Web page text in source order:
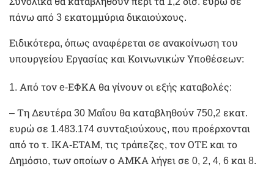
πάνω από 3 εκατομμύρια δικαιούχους.
Ειδικότερα, όπως αναφέρεται σε ανακοίνωση του
υπουργείου Εργασίας και Κοινωνικών Υποθέσεων:
1. Από τον e-ΕΦΚΑ θα γίνουν οι εξής καταβολές:
– Τη Δευτέρα 30 Μαΐου θα καταβληθούν 750,2 εκατ.
ευρώ σε 1.483.174 συνταξιούχους, που προέρχονται
από το τ. ΙΚΑ-ΕΤΑΜ, τις τράπεζες, τον ΟΤΕ και το
Δημόσιο, των οποίων ο ΑΜΚΑ λήγει σε 0, 2, 4, 6 και 8.